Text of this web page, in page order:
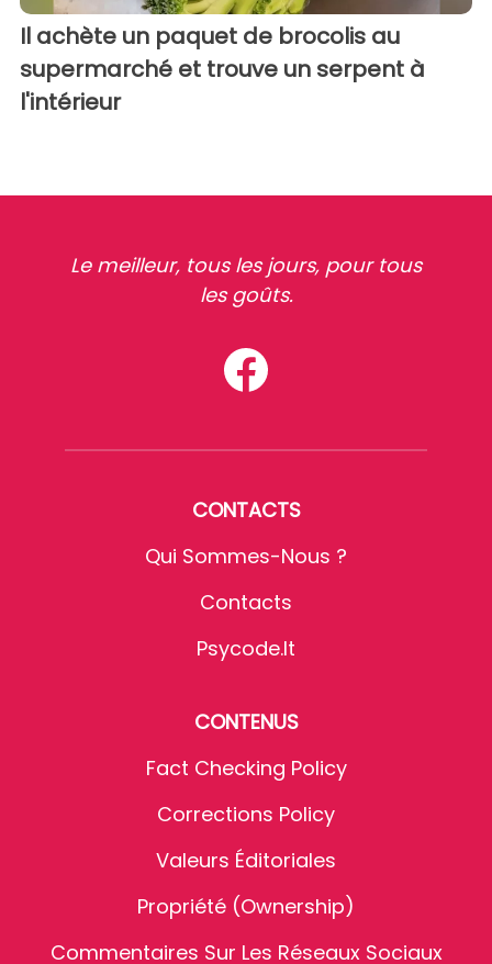
Il achète un paquet de brocolis au
supermarché et trouve un serpent à
l'intérieur
Le meilleur, tous les jours, pour tous
les goûts.
CONTACTS
Qui Sommes-Nous ?
Contacts
Psycode.it
CONTENUS
Fact Checking Policy
Corrections Policy
Valeurs Éditoriales
Propriété (Ownership)
Commentaires Sur Les Réseaux Sociaux